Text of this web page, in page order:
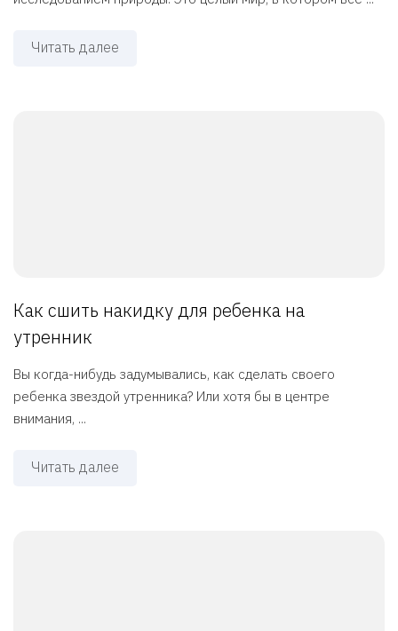
Читать далее
Как сшить накидку для ребенка на
утренник
Вы когда-нибудь задумывались, как сделать своего
ребенка звездой утренника? Или хотя бы в центре
внимания, ...
Читать далее